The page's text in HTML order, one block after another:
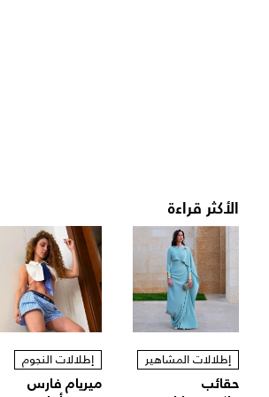
الأكثر قراءة
إطلالات المشاهير
حقائب
إطلالات النجوم
ميريام فارس